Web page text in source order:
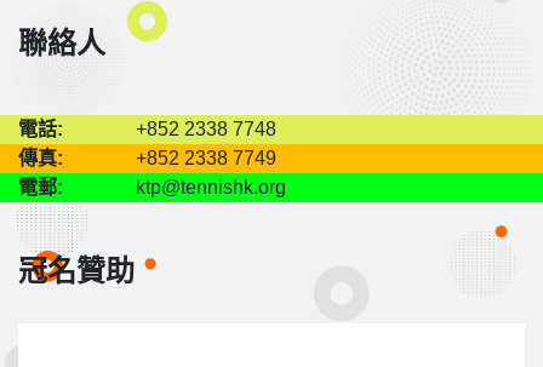
聯絡人
電話:
+852 2338 7748
傳真:
+852 2338 7749
電郵:
ktp@tennishk.org
冠名贊助